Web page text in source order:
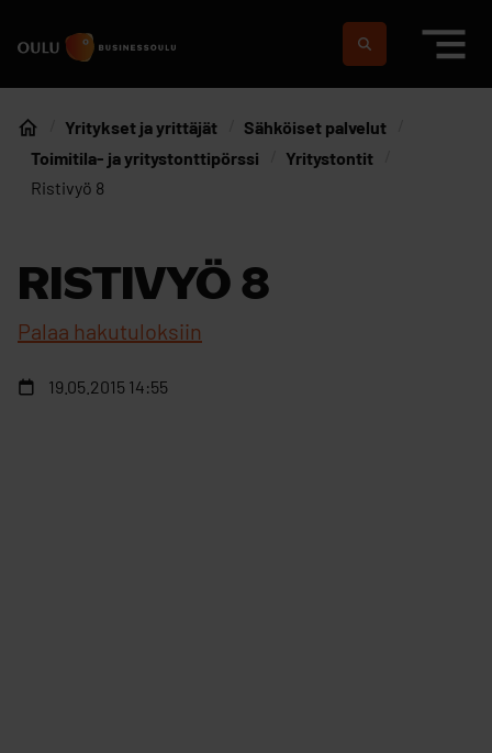
Etusivulle
Suomeksi
In english
Etusivu
Yritykset ja yrittäjät
Sähköiset palvelut
Toimitila- ja yritystonttipörssi
Yritystontit
Ristivyö 8
RISTIVYÖ 8
Palaa hakutuloksiin
19.05.2015 14:55